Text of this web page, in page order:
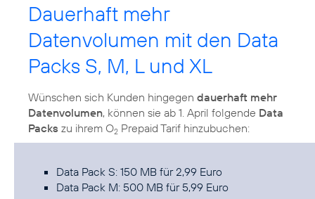
Dauerhaft mehr
Datenvolumen mit den Data
Packs S, M, L und XL
Wünschen sich Kunden hingegen dauerhaft mehr
Datenvolumen, können sie ab 1. April folgende Data
Packs zu ihrem O2 Prepaid Tarif hinzubuchen:
Data Pack S: 150 MB für 2,99 Euro
Data Pack M: 500 MB für 5,99 Euro